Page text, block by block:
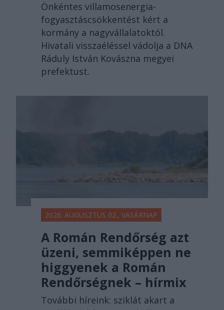
Önkéntes villamosenergia-
fogyasztáscsökkentést kért a
kormány a nagyvállalatoktól.
Hivatali visszaéléssel vádolja a DNA
Ráduly István Kovászna megyei
prefektust.
2026. AUGUSZTUS 02., VASÁRNAP
A Román Rendőrség azt
üzeni, semmiképpen ne
higgyenek a Román
Rendőrségnek – hírmix
További híreink: sziklát akart a